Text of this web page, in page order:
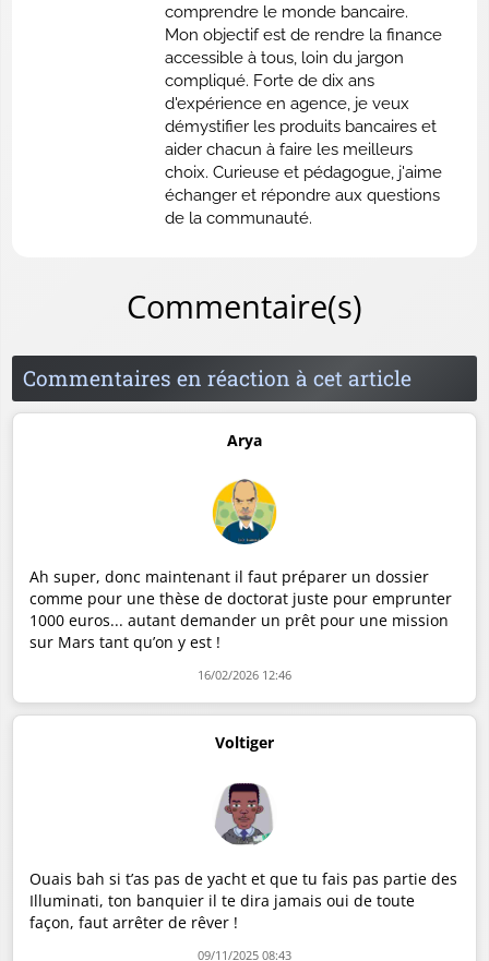
comprendre le monde bancaire.
Mon objectif est de rendre la finance
accessible à tous, loin du jargon
compliqué. Forte de dix ans
d'expérience en agence, je veux
démystifier les produits bancaires et
aider chacun à faire les meilleurs
choix. Curieuse et pédagogue, j'aime
échanger et répondre aux questions
de la communauté.
Commentaire(s)
Commentaires en réaction à cet article
Arya
Ah super, donc maintenant il faut préparer un dossier
comme pour une thèse de doctorat juste pour emprunter
1000 euros... autant demander un prêt pour une mission
sur Mars tant qu’on y est !
16/02/2026 12:46
Voltiger
Ouais bah si t’as pas de yacht et que tu fais pas partie des
Illuminati, ton banquier il te dira jamais oui de toute
façon, faut arrêter de rêver !
09/11/2025 08:43